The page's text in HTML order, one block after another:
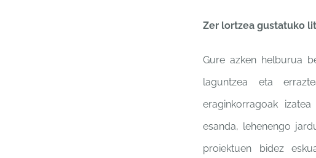
Zer lortzea gustatuko
Gure azken helburua
laguntzea eta
eraginkorragoak
esanda, lehenengo
proiektuen bidez